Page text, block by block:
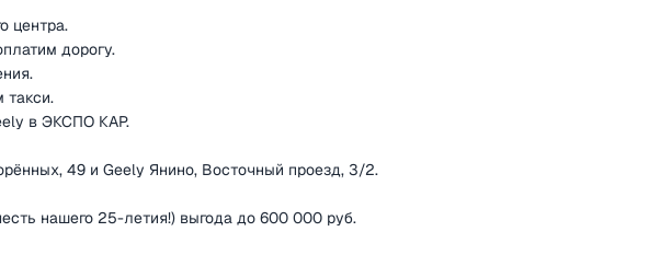
центра.
дорогу.
в ЭКСПО КАР.
49 и Geely Янино, Восточный проезд, 3/2.
нашего 25-летия!) выгода до 600 000 руб.